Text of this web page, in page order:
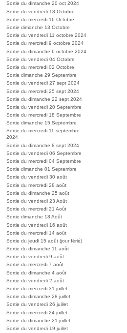
Sortie du dimanche 20 oct 2024
Sortie du vendredi 18 Octobre
Sortie du mercredi 16 Octobre
Sortie dimanche 13 Octobre
Sortie du vendredi 11 octobre 2024
Sortie du mercredi 9 octobre 2024
Sortie du dimanche 6 octobre 2024
Sortie du vendredi 04 Octobre
Sortie du mercredi 02 Octobre
Sortie dimanche 29 Septembre
Sortie du vendredi 27 sept 2024
Sortie du mercredi 25 sept 2024
Sortie du dimanche 22 sept 2024
Sortie du vendredi 20 Septembre
Sortie du mercredi 18 Septembre
Sortie dimanche 15 Septembre
Sortie du mercredi 11 septembre
2024
Sortie du dimanche 8 sept 2024
Sortie du vendredi 06 Septembre
Sortie du mercredi 04 Septembre
Sortie dimanche 01 Septembre
Sortie du vendredi 30 août
Sortie du mercredi 28 août
Sortie du dimanche 25 août
Sortie du vendredi 23 Août
Sortie du mercredi 21 Août
Sortie dimanche 18 Août
Sortie du vendredi 16 août
Sortie du mercredi 14 août
Sortie du jeudi 15 août (jour férié)
Sortie du dimanche 11 août
Sortie du vendredi 9 août
Sortie du mercredi 7 août
Sortie du dimanche 4 août
Sortie du vendredi 2 août
Sortie du mercredi 31 juillet
Sortie du dimanche 28 juillet
Sortie du vendredi 26 juillet
Sortie du mercredi 24 juillet
Sortie du dimanche 21 juillet
Sortie du vendredi 19 juillet